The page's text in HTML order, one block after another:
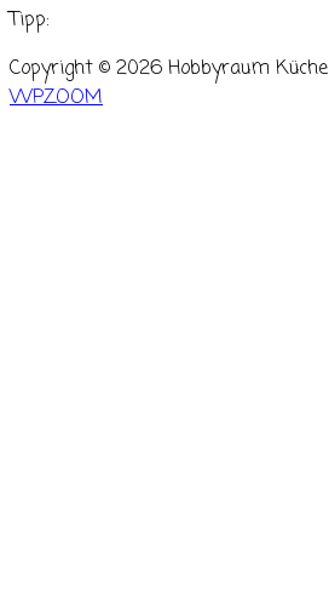
Tipp:
Copyright © 2026 Hobbyraum Küche
WPZOOM